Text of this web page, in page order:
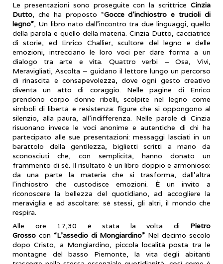
Le presentazioni sono proseguite con la scrittrice Cinzia
Dutto, che ha proposto “Gocce d’inchiostro e trucioli di
legno”, Un libro nato dall’incontro tra due linguaggi, quello
della parola e quello della materia. Cinzia Dutto, cacciatrice
di storie, ed Enrico Challier, scultore del legno e delle
emozioni, intrecciano le loro voci per dare forma a un
dialogo tra arte e vita. Quattro verbi – Osa, Vivi,
Meravigliati, Ascolta – guidano il lettore lungo un percorso
di rinascita e consapevolezza, dove ogni gesto creativo
diventa un atto di coraggio. Nelle pagine di Enrico
prendono corpo donne ribelli, scolpite nel legno come
simboli di libertà e resistenza: figure che si oppongono al
silenzio, alla paura, all’indifferenza. Nelle parole di Cinzia
risuonano invece le voci anonime e autentiche di chi ha
partecipato alle sue presentazioni: messaggi lasciati in un
barattolo della gentilezza, biglietti scritti a mano da
sconosciuti che, con semplicità, hanno donato un
frammento di sé. Il risultato è un libro doppio e armonioso:
da una parte la materia che si trasforma, dall’altra
l’inchiostro che custodisce emozioni. È un invito a
riconoscere la bellezza del quotidiano, ad accogliere la
meraviglia e ad ascoltare: sé stessi, gli altri, il mondo che
respira.
Alle ore 17,30 è stata la volta di Pietro
Grosso con “L’assedio di Mongiardino” Nel decimo secolo
dopo Cristo, a Mongiardino, piccola località posta tra le
montagne del basso Piemonte, la vita degli abitanti